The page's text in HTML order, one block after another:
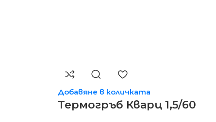
Добавяне в количката
Термогръб Кварц 1,5/60